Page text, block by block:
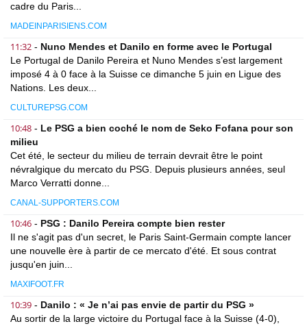
cadre du Paris...
MADEINPARISIENS.COM
11:32 - Nuno Mendes et Danilo en forme avec le Portugal
Le Portugal de Danilo Pereira et Nuno Mendes s’est largement
imposé 4 à 0 face à la Suisse ce dimanche 5 juin en Ligue des
Nations. Les deux...
CULTUREPSG.COM
10:48 - Le PSG a bien coché le nom de Seko Fofana pour son
milieu
Cet été, le secteur du milieu de terrain devrait être le point
névralgique du mercato du PSG. Depuis plusieurs années, seul
Marco Verratti donne...
CANAL-SUPPORTERS.COM
10:46 - PSG : Danilo Pereira compte bien rester
Il ne s'agit pas d'un secret, le Paris Saint-Germain compte lancer
une nouvelle ère à partir de ce mercato d'été. Et sous contrat
jusqu'en juin...
MAXIFOOT.FR
10:39 - Danilo : « Je n’ai pas envie de partir du PSG »
Au sortir de la large victoire du Portugal face à la Suisse (4-0),